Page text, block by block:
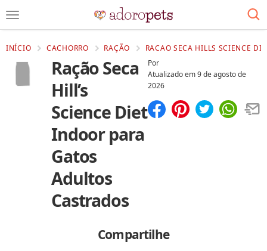
INÍCIO CACHORRO RAÇÃO RACAO SECA HILLS SCIENCE
Ração Seca
Hill’s
Science Diet
Indoor para
Gatos
Adultos
Castrados
Por
Atualizado em9 de agosto de
2026
Compartilhe